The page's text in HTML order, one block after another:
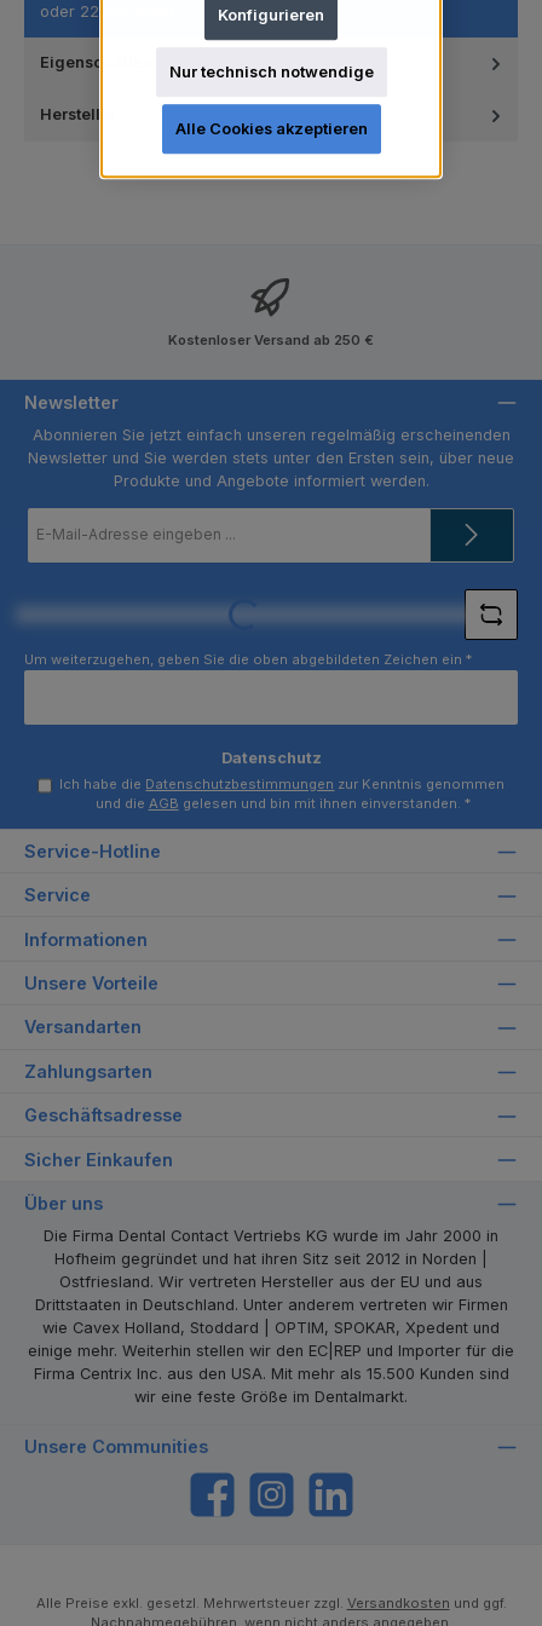
oder 22 mm
Eigenschaften
Hersteller
Kostenloser Versand ab 250 €
Newsletter
Abonnieren Sie jetzt einfach unseren regelmäßig erscheinenden
Newsletter und Sie werden stets unter den Ersten sein, über neue
Produkte und Angebote informiert werden.
Mail-
Loading...
Um weiterzugehen, geben Sie die oben abgebildeten Zeichen ein *
Datenschutz
Ich habe die Datenschutzbestimmungen zur Kenntnis genommen
und die AGB gelesen und bin mit ihnen einverstanden. *
Service-Hotline
Service
Informationen
Unsere Vorteile
Versandarten
Zahlungsarten
Geschäftsadresse
Sicher Einkaufen
Über uns
Die Firma Dental Contact Vertriebs KG wurde im Jahr 2000 in
Hofheim gegründet und hat ihren Sitz seit 2012 in Norden |
Ostfriesland. Wir vertreten Hersteller aus der EU und aus
Drittstaaten in Deutschland. Unter anderem vertreten wir Firmen
wie Cavex Holland, Stoddard | OPTIM, SPOKAR, Xpedent und
einige mehr. Weiterhin stellen wir den EC|REP und Importer für die
Firma Centrix Inc. aus den USA. Mit mehr als 15.500 Kunden sind
wir eine feste Größe im Dentalmarkt.
Unsere Communities
https://www.facebook.com/dentalcontact
Instagram
Alle Preise exkl. gesetzl. Mehrwertsteuer zzgl. Versandkosten und ggf.
Nachnahmegebühren, wenn nicht anders angegeben.
Nur technisch notwendige
Konfigurieren
Alle Cookies akzeptieren